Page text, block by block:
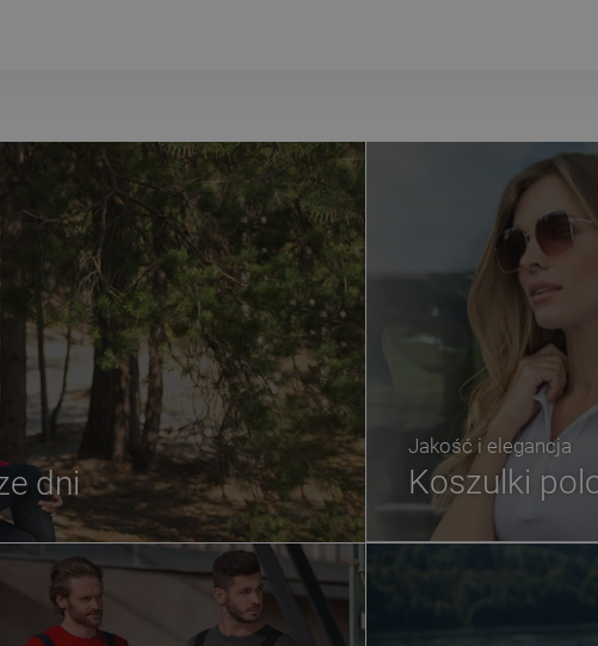
dni
Jakość i elegancja
Koszulki